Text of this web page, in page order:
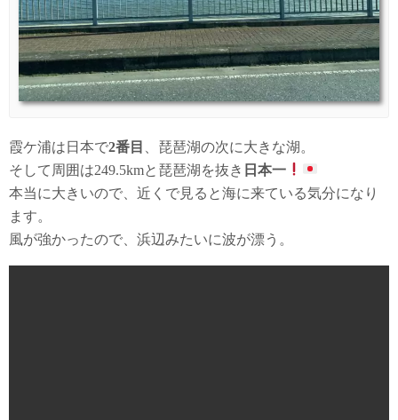
霞ケ浦は日本で2番目
、琵琶湖の次に大きな湖。
そして周囲は249.5kmと琵琶湖を抜き 日本一
本当に大きいので、近くで見ると海に来ている気分になり
ます。
風が強かったので、浜辺みたいに波が漂う。